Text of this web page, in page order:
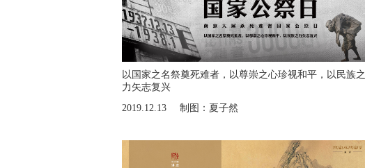
以国家之名祭奠死难者，以尊崇之心珍视和平，以民族之
力矢志复兴
2019.12.13
制图：夏子然